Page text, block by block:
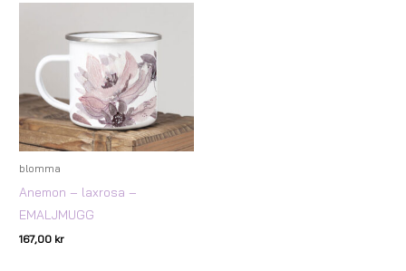
blomma
Anemon – laxrosa –
EMALJMUGG
167,00 kr